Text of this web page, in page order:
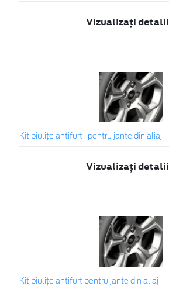
Vizualizați detalii
Kit piuliţe antifurt , pentru jante din aliaj
Vizualizați detalii
Kit piuliţe antifurt pentru jante din aliaj